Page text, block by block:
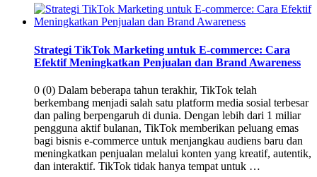
Strategi TikTok Marketing untuk E-commerce: Cara
Efektif Meningkatkan Penjualan dan Brand Awareness
0 (0) Dalam beberapa tahun terakhir, TikTok telah
berkembang menjadi salah satu platform media sosial terbesar
dan paling berpengaruh di dunia. Dengan lebih dari 1 miliar
pengguna aktif bulanan, TikTok memberikan peluang emas
bagi bisnis e-commerce untuk menjangkau audiens baru dan
meningkatkan penjualan melalui konten yang kreatif, autentik,
dan interaktif. TikTok tidak hanya tempat untuk …